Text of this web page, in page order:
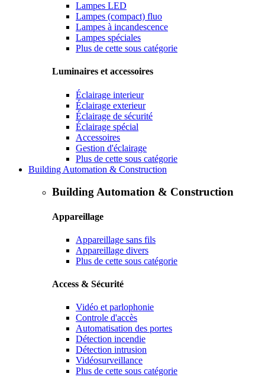
Lampes LED
Lampes (compact) fluo
Lampes à incandescence
Lampes spéciales
Plus de cette sous catégorie
Luminaires et accessoires
Éclairage interieur
Éclairage exterieur
Éclairage de sécurité
Éclairage spécial
Accessoires
Gestion d'éclairage
Plus de cette sous catégorie
Building Automation & Construction
Building Automation & Construction
Appareillage
Appareillage sans fils
Appareillage divers
Plus de cette sous catégorie
Access & Sécurité
Vidéo et parlophonie
Controle d'accès
Automatisation des portes
Détection incendie
Détection intrusion
Vidéosurveillance
Plus de cette sous catégorie